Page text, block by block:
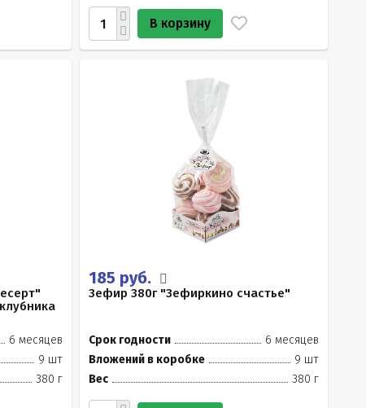
В корзину
6 месяцев
9 шт
380 г
185 руб.
Зефир 380г "Зефиркино счастье"
Срок годности
6 месяцев
Вложений в коробке
9 шт
Вес
380 г